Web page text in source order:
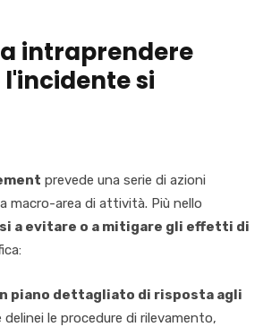
intraprendere
si
prevede una serie di azioni
macro-area di attività. Più nello
a evitare o a mitigare gli effetti di
piano dettagliato di risposta agli
delinei le procedure di rilevamento,